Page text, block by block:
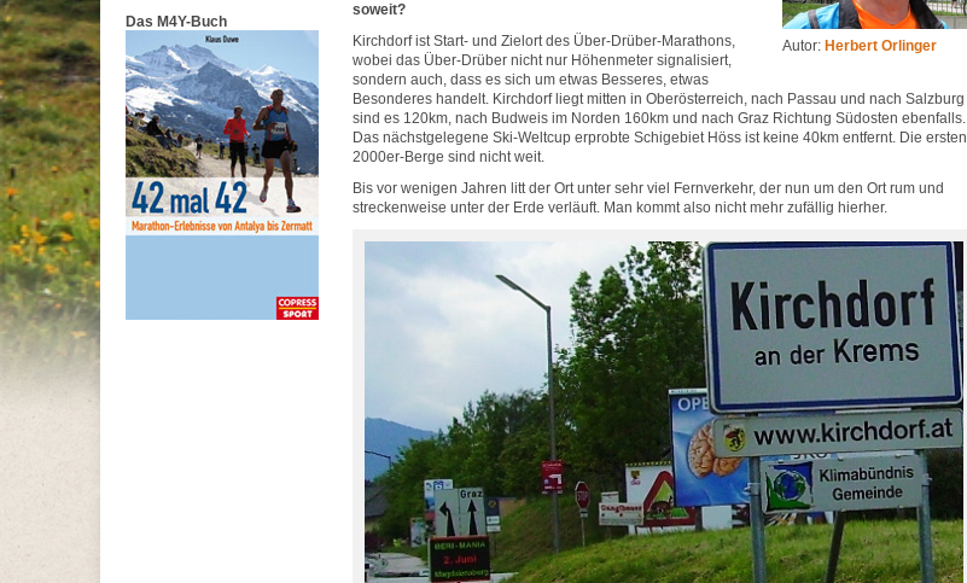
Das M4Y-Buch
Autor: Herbert Orlinger
soweit?
Kirchdorf ist Start- und Zielort des Über-Drüber-Marathons,
wobei das Über-Drüber nicht nur Höhenmeter signalisiert,
sondern auch, dass es sich um etwas Besseres, etwas
Besonderes handelt. Kirchdorf liegt mitten in Oberösterreich, nach Passau und nach Salzburg
sind es 120km, nach Budweis im Norden 160km und nach Graz Richtung Südosten ebenfalls.
Das nächstgelegene Ski-Weltcup erprobte Schigebiet Höss ist keine 40km entfernt. Die ersten
2000er-Berge sind nicht weit.
Bis vor wenigen Jahren litt der Ort unter sehr viel Fernverkehr, der nun um den Ort rum und
streckenweise unter der Erde verläuft. Man kommt also nicht mehr zufällig hierher.